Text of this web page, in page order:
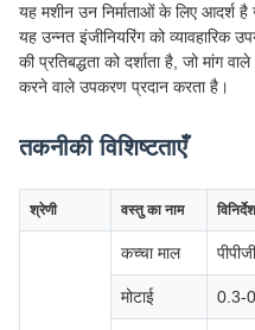
यह मशीन उन निर्माताओं के लिए आदर्श
यह उन्नत इंजीनियरिंग को व्यावहारिक
की प्रतिबद्धता को दर्शाता है, जो मांग
करने वाले उपकरण प्रदान करता है।
तकनीकी विशिष्टताएँ
श्रेणी वस्तु का नाम विनिर्देश
कच्चा माल
मोटाई 0.3-